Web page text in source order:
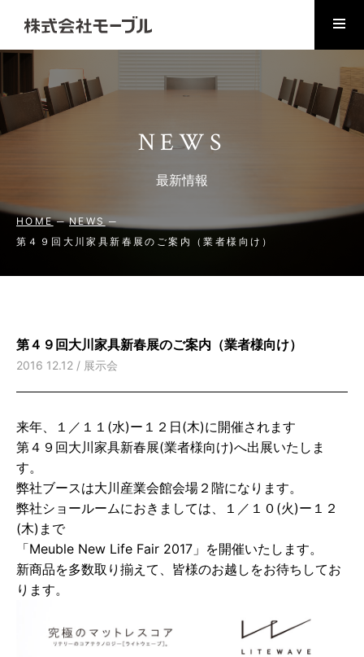
NEWS
最新情報
HOME
NEWS
第４９回大川家具新春展のご案内（業者様向け）
第４９回大川家具新春展のご案内（業者様向け）
2016 12.12 / 展示会
来年、１／１１(水)ー１２日(木)に開催されます
第４９回大川家具新春展(業者様向け)へ出展いたしま
す。
弊社ブースは大川産業会館会場２階になります。
弊社ショールームにおきましては、１／１０(火)ー１２
(木)まで
「Meuble New Life Fair 2017」を開催いたします。
新商品を多数取り揃えて、皆様のお越しをお待ちしてお
ります。